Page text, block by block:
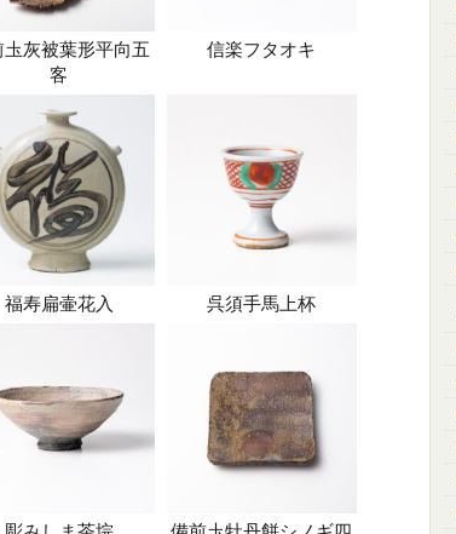
圡灰被葉形平向五
客
信楽フタオキ
福寿扁壷花入 呉須手馬上杯